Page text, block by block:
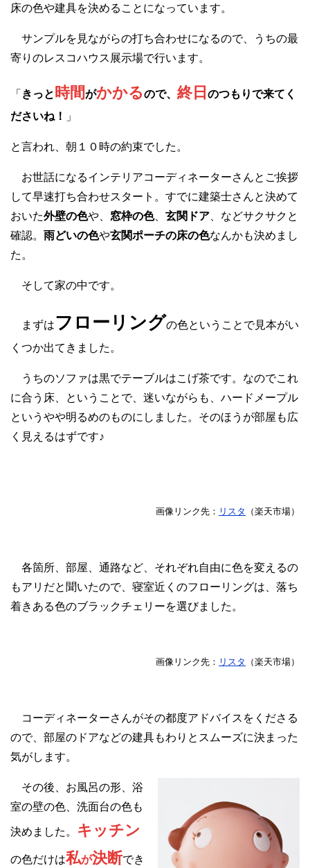
床の色や建具を決めることになっています。
サンプルを見ながらの打ち合わせになるので、うちの最
寄りのレスコハウス展示場で行います。
「 きっと時間がかかるので、 終日 のつもりで来てく
ださいね！
」
と言われ、朝１０時の約束でした。
お世話になるインテリアコーディネーターさんとご挨拶
して早速打ち合わせスタート。すでに建築士さんと決めて
おいた外壁の色や、 窓枠の色、 玄関ドア 、などサクサクと
確認。 雨どいの色や玄関ポーチの床の色なんかも決めまし
た。
そして家の中です。
まずはフローリングの色ということで見本がい
くつか出てきました。
うちのソファは黒でテーブルはこげ茶です。なのでこれ
に合う床、ということで、迷いながらも、ハードメープル
というやや明るめのものにしました。そのほうが部屋も広
く見えるはずです♪
画像リンク先： リスタ （楽天市場）
各箇所、部屋、通路など、それぞれ自由に色を変えるの
もアリだと聞いたので、寝室近くのフローリングは、落ち
着きある色のブラックチェリーを選びました。
画像リンク先： リスタ （楽天市場）
コーディネーターさんがその都度アドバイスをくださる
ので、部屋のドアなどの建具もわりとスムーズに決まった
気がします。
その後、お風呂の形、浴
室の壁の色、洗面台の色も
決めました。 キッチン
の色だけは私が決断でき